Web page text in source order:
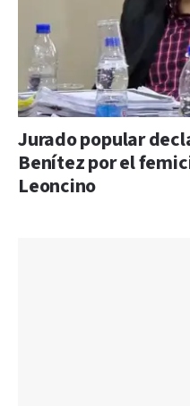
Jurado popular
Benítez por el
Leoncino